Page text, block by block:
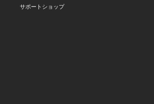
サポートショップ